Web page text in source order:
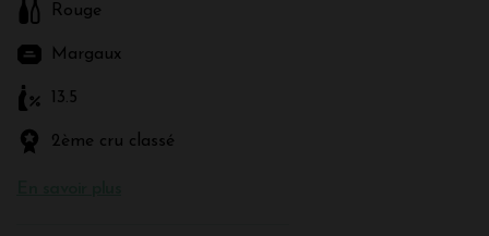
Rouge
Margaux
13.5
2ème cru classé